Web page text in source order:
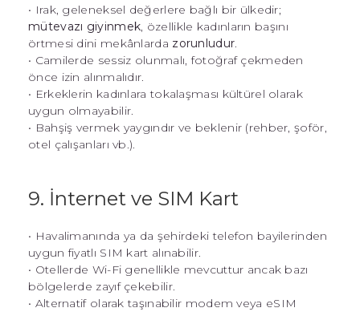
• Irak, geleneksel değerlere bağlı bir ülkedir;
mütevazı giyinmek, özellikle kadınların başını
örtmesi dini mekânlarda zorunludur.
• Camilerde sessiz olunmalı, fotoğraf çekmeden
önce izin alınmalıdır.
• Erkeklerin kadınlara tokalaşması kültürel olarak
uygun olmayabilir.
• Bahşiş vermek yaygındır ve beklenir (rehber, şoför,
otel çalışanları vb.).
9. İnternet ve SIM Kart
• Havalimanında ya da şehirdeki telefon bayilerinden
uygun fiyatlı SIM kart alınabilir.
• Otellerde Wi-Fi genellikle mevcuttur ancak bazı
bölgelerde zayıf çekebilir.
• Alternatif olarak taşınabilir modem veya eSIM